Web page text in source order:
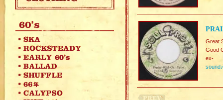
Great
Good
ex-
sound♪